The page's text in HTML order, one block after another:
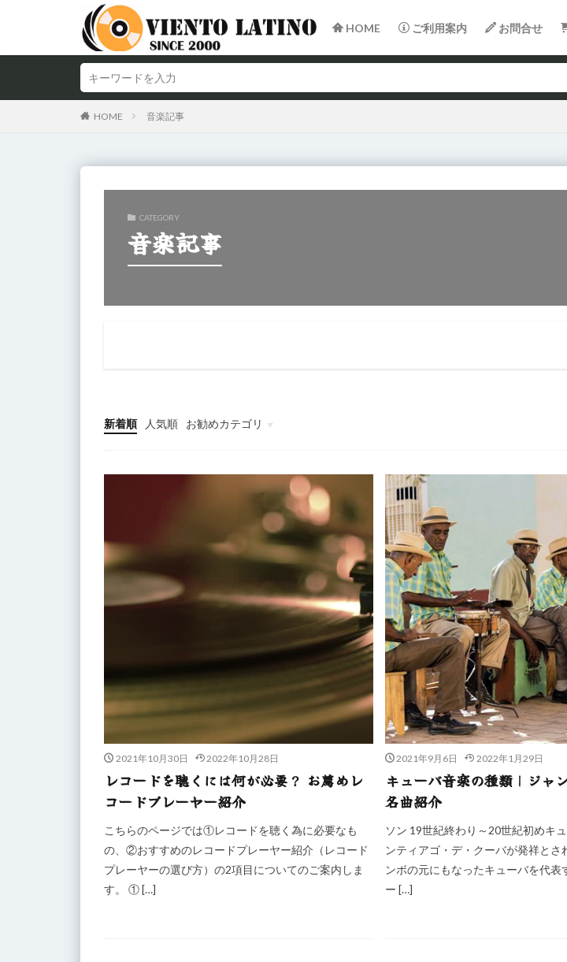
HOME ご利用案内 お問合せ
HOME 音楽記事
CATEGORY
音楽記事
新着順 人気順
お勧めカテゴリ
音楽記事
2021年10月30日 2022年10月28日
レコードを聴くには何が必要？ お薦めレ
コードプレーヤー紹介
こちらのページでは①レコードを聴く為に必要なも
の、②おすすめのレコードプレーヤー紹介（レコード
プレーヤーの選び方）の2項目についてのご案内しま
す。 ① […]
2021年9月6日 2022年1月29日
キューバ音楽の種類｜ジャ
名曲紹介
ソン 19世紀終わり～20世紀初めキ
ンティアゴ・デ・クーバが発祥とさ
ンボの元にもなったキューバを代表
ー […]